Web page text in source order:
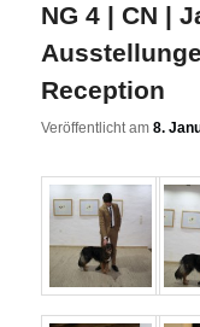
NG 4 | CN |
Reception
Veröffentlicht am8.